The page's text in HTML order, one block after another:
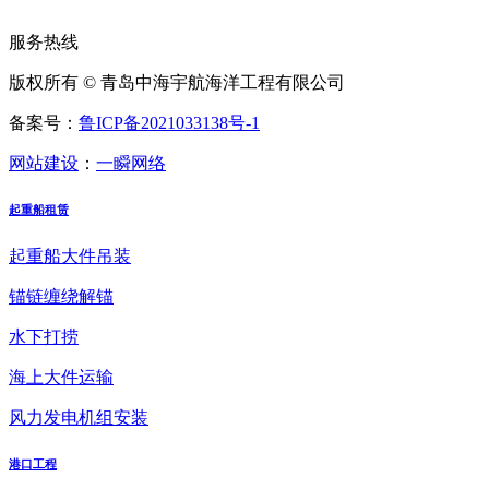
服务热线
版权所有 © 青岛中海宇航海洋工程有限公司
备案号： 鲁ICP备2021033138号-1
网站建设 ： 一瞬网络
起重船租赁
起重船大件吊装
锚链缠绕解锚
水下打捞
海上大件运输
风力发电机组安装
港口工程